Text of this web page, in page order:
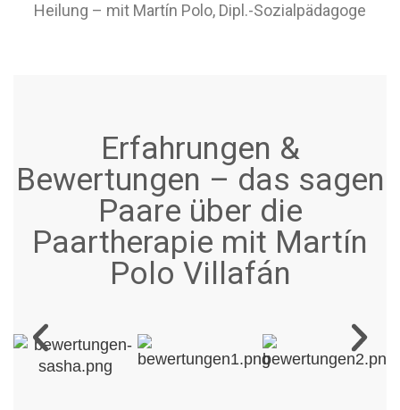
Heilung – mit Martín Polo, Dipl.-Sozialpädagoge
Erfahrungen &
Bewertungen – das sagen
Paare über die
Paartherapie mit Martín
Polo Villafán